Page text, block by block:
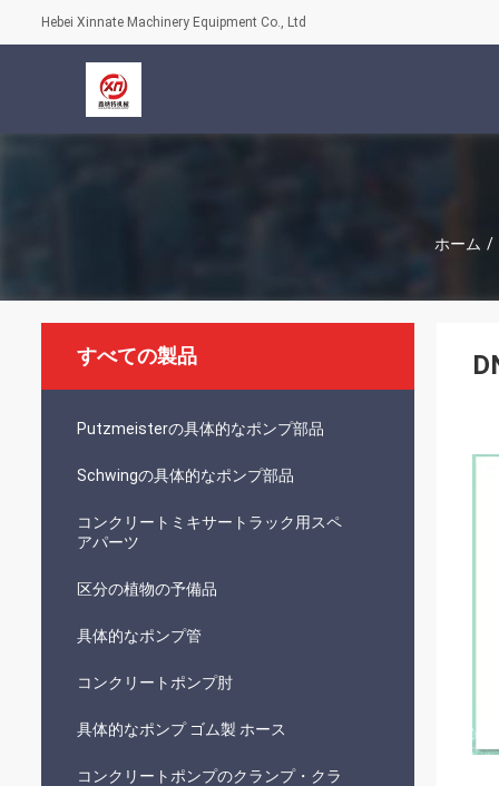
Hebei Xinnate Machinery Equipment Co., Ltd
ホーム /
すべての製品
Putzmeisterの具体的なポンプ部品
Schwingの具体的なポンプ部品
コンクリートミキサートラック用スペ
アパーツ
区分の植物の予備品
具体的なポンプ管
コンクリートポンプ肘
具体的なポンプ ゴム製 ホース
コンクリートポンプのクランプ・クラ